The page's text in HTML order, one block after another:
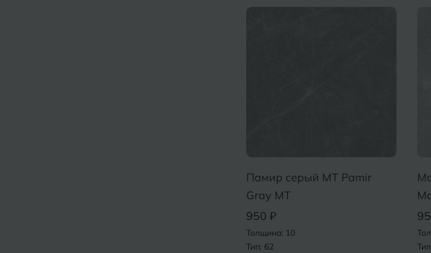
Памир серый MT Pamir
Gray MT
950 ₽
Толщина: 10
Тип: 62